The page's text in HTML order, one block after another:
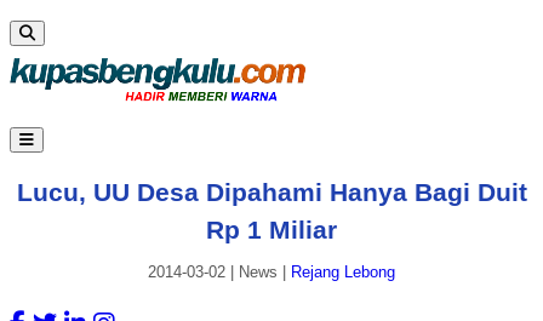
Lucu, UU Desa Dipahami Hanya Bagi Duit
Rp 1 Miliar
2014-03-02 News Rejang Lebong